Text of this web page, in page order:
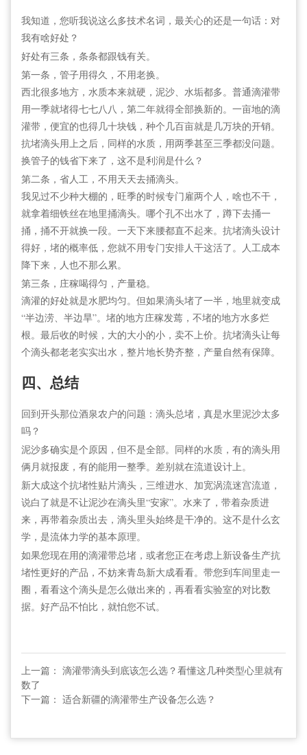
我知道，您听我说这么多技术名词，最关心的还是一句话：对
我有啥好处？
好处有三条，条条都跟钱有关。
第一条，管子用得久，不用老换。
西北很多地方，水质本来就硬，泥沙、水垢都多。普通滴灌带
用一季就堵得七七八八，第二年就得全部换新的。一亩地的滴
灌带，便宜的也得几十块钱，种个几百亩就是几万块的开销。
抗堵滴头用上之后，同样的水质，用两季甚至三季都没问题。
换管子的钱省下来了，这不是利润是什么？
第二条，省人工，不用天天去捅滴头。
我见过不少种大棚的，旺季的时候专门雇两个人，啥也不干，
就拿着细铁丝在地里捅滴头。哪个孔不出水了，蹲下去捅一
捅，捅不开就换一段。一天下来腰都直不起来。抗堵滴头设计
得好，堵的概率低，您就不用专门安排人干这活了。人工成本
降下来，人也不那么累。
第三条，庄稼喝得匀，产量稳。
滴灌的好处就是水肥均匀。但如果滴头堵了一半，地里就变成
“半边涝、半边旱”。堵的地方庄稼发蔫，不堵的地方水多烂
根。最后收的时候，大的大小的小，卖不上价。抗堵滴头让每
个滴头都老老实实出水，整片地长势齐整，产量自然有保障。
四、总结
回到开头那位酒泉农户的问题：滴头总堵，真是水里泥沙太多
吗？
泥沙多确实是个原因，但不是全部。同样的水质，有的滴头用
俩月就报废，有的能用一整季。差别就在流道设计上。
新大成这个抗堵性贴片滴头，三维进水、加宽涡流迷宫流道，
说白了就是不让泥沙在滴头里“安家”。水来了，带着杂质进
来，再带着杂质出去，滴头里头始终是干净的。这不是什么玄
学，是流体力学的基本原理。
如果您现在用的滴灌带总堵，或者您正在考虑上新设备生产抗
堵性更好的产品，不妨来青岛新大成看看。带您到车间里走一
圈，看看这个滴头是怎么做出来的，再看看实验室的对比数
据。好产品不怕比，就怕您不试。
上一篇： 滴灌带滴头到底该怎么选？看懂这几种类型心里就有
数了
下一篇： 适合新疆的滴灌带生产设备怎么选？